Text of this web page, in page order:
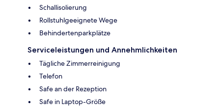
Schallisolierung
Rollstuhlgeeignete Wege
Behindertenparkplätze
Serviceleistungen und Annehmlichkeiten
Tägliche Zimmerreinigung
Telefon
Safe an der Rezeption
Safe in Laptop-Größe